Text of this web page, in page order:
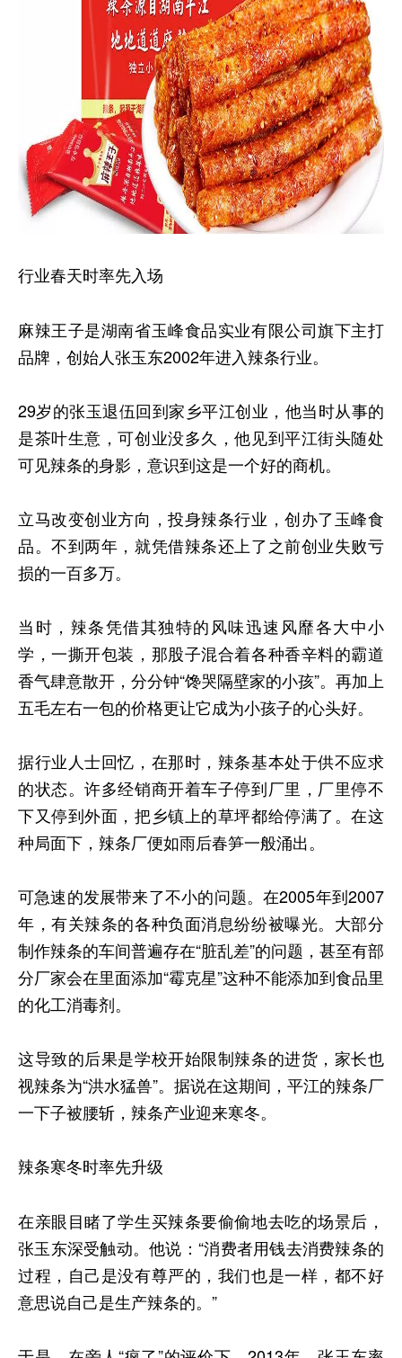
行业春天时率先入场
麻辣王子是湖南省玉峰食品实业有限公司旗下主打
品牌，创始人张玉东2002年进入辣条行业。
29岁的张玉退伍回到家乡平江创业，他当时从事的
是茶叶生意，可创业没多久，他见到平江街头随处
可见辣条的身影，意识到这是一个好的商机。
立马改变创业方向，投身辣条行业，创办了玉峰食
品。不到两年，就凭借辣条还上了之前创业失败亏
损的一百多万。
当时，辣条凭借其独特的风味迅速风靡各大中小
学，一撕开包装，那股子混合着各种香辛料的霸道
香气肆意散开，分分钟“馋哭隔壁家的小孩”。再加上
五毛左右一包的价格更让它成为小孩子的心头好。
据行业人士回忆，在那时，辣条基本处于供不应求
的状态。许多经销商开着车子停到厂里，厂里停不
下又停到外面，把乡镇上的草坪都给停满了。在这
种局面下，辣条厂便如雨后春笋一般涌出。
可急速的发展带来了不小的问题。在2005年到2007
年，有关辣条的各种负面消息纷纷被曝光。大部分
制作辣条的车间普遍存在“脏乱差”的问题，甚至有部
分厂家会在里面添加“霉克星”这种不能添加到食品里
的化工消毒剂。
这导致的后果是学校开始限制辣条的进货，家长也
视辣条为“洪水猛兽”。据说在这期间，平江的辣条厂
一下子被腰斩，辣条产业迎来寒冬。
辣条寒冬时率先升级
在亲眼目睹了学生买辣条要偷偷地去吃的场景后，
张玉东深受触动。他说：“消费者用钱去消费辣条的
过程，自己是没有尊严的，我们也是一样，都不好
意思说自己是生产辣条的。”